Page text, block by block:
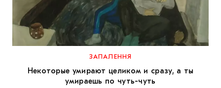
ЗАПАЛЕННЯ
Некоторые умирают целиком и сразу, а ты
умираешь по чуть-чуть